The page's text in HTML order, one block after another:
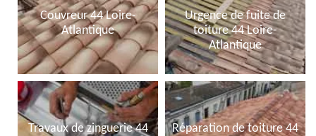
Couvreur 44 Loire-
Atlantique
Urgence de fuite de
toiture 44 Loire-
Atlantique
Travaux de zinguerie 44 Réparation de toiture 44